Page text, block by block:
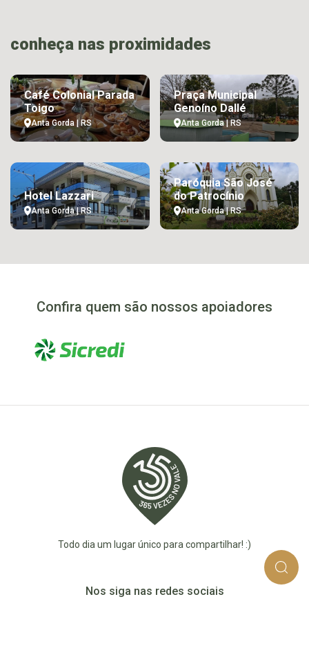
conheça nas proximidades
Café Colonial Parada
Toigo
Anta Gorda | RS
Praça Municipal
Genoíno Dallé
Anta Gorda | RS
Hotel Lazzari
Anta Gorda | RS
Paróquia São José
do Patrocínio
Anta Gorda | RS
Confira quem são nossos apoiadores
Todo dia um lugar único para compartilhar! :)
Nos siga nas redes sociais